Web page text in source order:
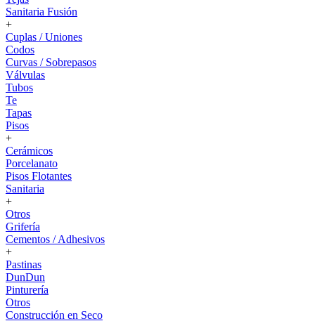
Sanitaria Fusión
+
Cuplas / Uniones
Codos
Curvas / Sobrepasos
Válvulas
Tubos
Te
Tapas
Pisos
+
Cerámicos
Porcelanato
Pisos Flotantes
Sanitaria
+
Otros
Grifería
Cementos / Adhesivos
+
Pastinas
DunDun
Pinturería
Otros
Construcción en Seco